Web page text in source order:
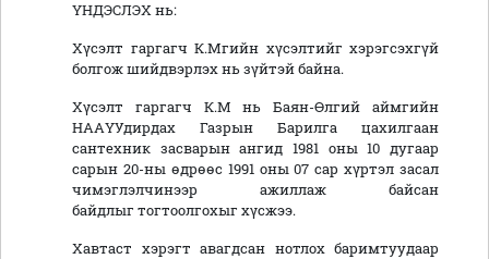
ҮНДЭСЛЭХ нь:
Хүсэлт гаргагч К.Мгийн хүсэлтийг хэрэгсэхгүй
болгож шийдвэрлэх нь зүйтэй байна.
Хүсэлт гаргагч К.М нь Баян-Өлгий аймгийн
НААҮУдирдах Газрын Барилга цахилгаан
сантехник засварын ангид 1981 оны 10 дугаар
сарын 20-ны өдрөөс 1991 оны 07 сар хүртэл засал
чимэглэлчинээр ажиллаж байсан
байдлыг тогтоолгохыг хүсжээ.
Хавтаст хэрэгт авагдсан нотлох баримтуудаар